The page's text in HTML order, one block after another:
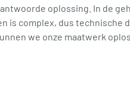
oplossing. In de
is complex, dus technische
we onze maatwerk